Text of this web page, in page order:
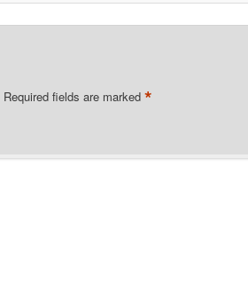
Required fields are marked *